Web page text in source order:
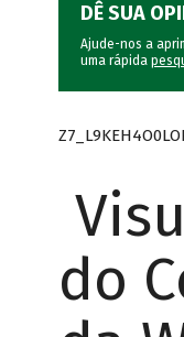
DÊ SUA
Ajude-nos a
uma rápida
do